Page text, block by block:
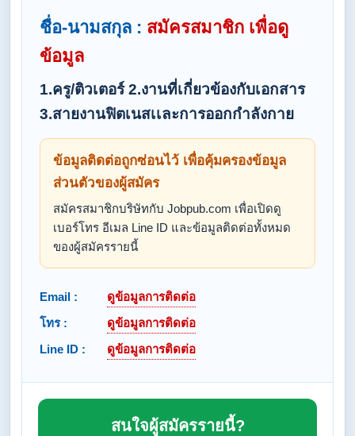
ชื่อ-นามสกุล : สมัครสมาชิก เพื่อดู
ข้อมูล
1.ครู/ติวเตอร์ 2.งานที่เกี่ยวข้องกับเอกสาร
3.สายงานฟิตเนสเเละการออกกำลังกาย
ข้อมูลติดต่อถูกซ่อนไว้ เพื่อคุ้มครองข้อมูล
ส่วนตัวของผู้สมัคร
สมัครสมาชิกบริษัทกับ Jobpub.com เพื่อเปิดดู
เบอร์โทร อีเมล Line ID และข้อมูลติดต่อทั้งหมด
ของผู้สมัครรายนี้
Email :
ดูข้อมูลการติดต่อ
โทร :
ดูข้อมูลการติดต่อ
Line ID :
ดูข้อมูลการติดต่อ
สนใจผู้สมัครรายนี้?